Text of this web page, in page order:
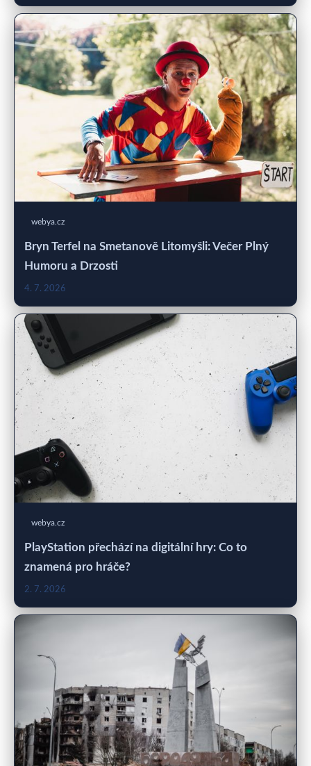
webya.cz
Bryn Terfel na Smetanově Litomyšli: Večer Plný
Humoru a Drzosti
4. 7. 2026
webya.cz
PlayStation přechází na digitální hry: Co to
znamená pro hráče?
2. 7. 2026